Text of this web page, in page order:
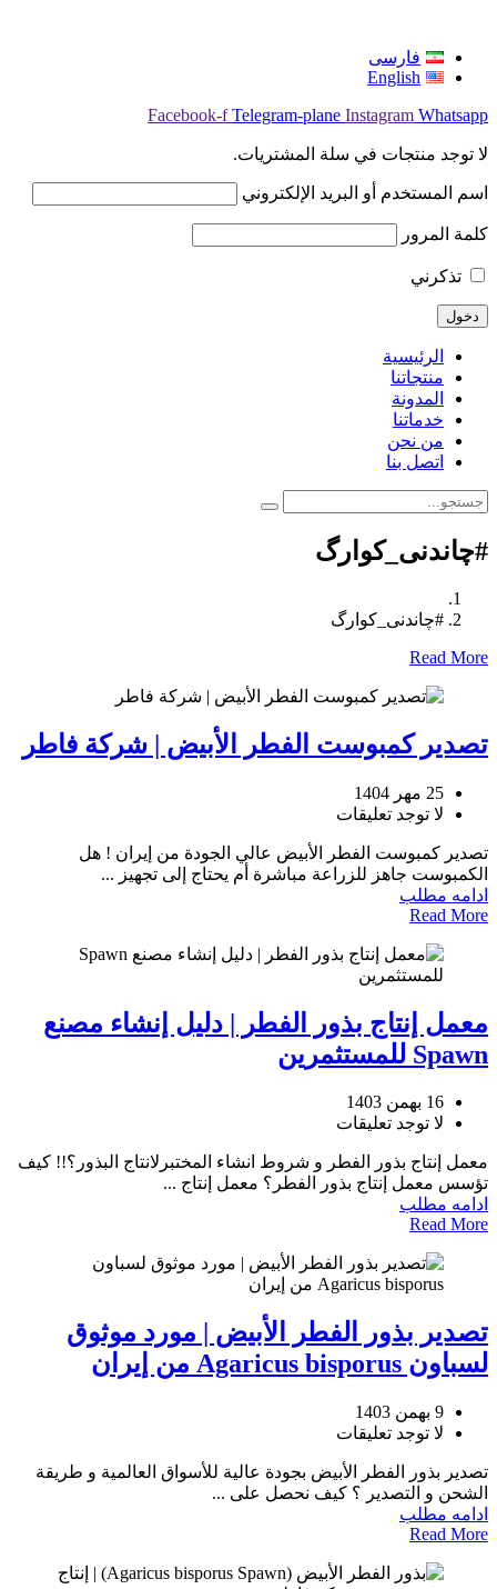
فارسی
English
Facebook-f Telegram-plane Instagram Whatsapp
لا توجد منتجات في سلة المشتريات.
اسم المستخدم أو البريد الإلكتروني
كلمة المرور
تذكرني
الرئيسية
منتجاتنا
المدونة
خدماتنا
من نحن
اتصل بنا
#چاندنی_کوارگ
#چاندنی_کوارگ
Read More
تصدير كمبوست الفطر الأبيض | شركة فاطر
25 مهر 1404
لا توجد تعليقات
تصدير كمبوست الفطر الأبيض عالي الجودة من إيران ! هل
الكمبوست جاهز للزراعة مباشرة أم يحتاج إلى تجهيز ...
ادامه مطلب
Read More
معمل إنتاج بذور الفطر | دليل إنشاء مصنع
Spawn للمستثمرين
16 بهمن 1403
لا توجد تعليقات
معمل إنتاج بذور الفطر و شروط انشاء المختبرلانتاج البذور؟!! كيف
تؤسس معمل إنتاج بذور الفطر؟ معمل إنتاج ...
ادامه مطلب
Read More
تصدير بذور الفطر الأبيض | مورد موثوق
لسباون Agaricus bisporus من إيران
9 بهمن 1403
لا توجد تعليقات
تصدير بذور الفطر الأبيض بجودة عالية للأسواق العالمية و طريقة
الشحن و التصدير ؟ كيف نحصل على ...
ادامه مطلب
Read More